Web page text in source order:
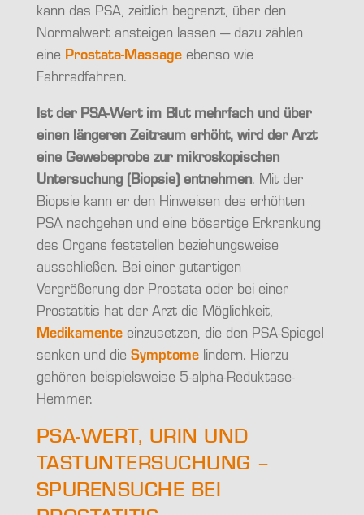
kann das PSA, zeitlich begrenzt, über den
Normalwert ansteigen lassen — dazu zählen
eine Prostata-Massageebenso wie
Fahrradfahren.
Ist der PSA-Wert im Blut mehrfach und über
einen längeren Zeitraum erhöht, wird der Arzt
eine Gewebeprobe zur mikroskopischen
Untersuchung (Biopsie) entnehmen. Mit der
Biopsie kann er den Hinweisen des erhöhten
PSA nachgehen und eine bösartige Erkrankung
des Organs feststellen beziehungsweise
ausschließen. Bei einer gutartigen
Vergrößerung der Prostata oder bei einer
Prostatitis hat der Arzt die Möglichkeit,
Medikamenteeinzusetzen, die den PSA-Spiegel
senken und die Symptomelindern. Hierzu
gehören beispielsweise 5-alpha-Reduktase-
Hemmer.
PSA-WERT, URIN UND
TASTUNTERSUCHUNG –
SPURENSUCHE BEI